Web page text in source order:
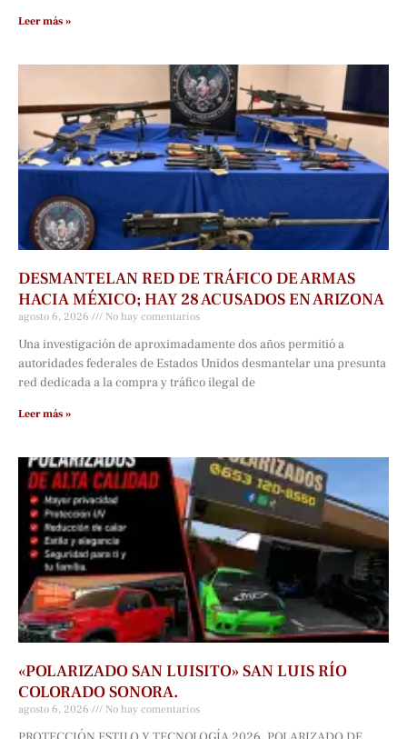
Leer más »
DESMANTELAN RED DE TRÁFICO DE ARMAS
HACIA MÉXICO; HAY 28 ACUSADOS EN ARIZONA
agosto 6, 2026 No hay comentarios
Una investigación de aproximadamente dos años permitió a
autoridades federales de Estados Unidos desmantelar una presunta
red dedicada a la compra y tráfico ilegal de
Leer más »
«POLARIZADO SAN LUISITO» SAN LUIS RÍO
COLORADO SONORA.
agosto 6, 2026 No hay comentarios